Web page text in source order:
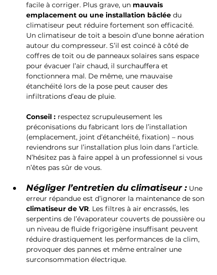
facile à corriger. Plus grave, un mauvais
emplacement ou une installation bâclée du
climatiseur peut réduire fortement son efficacité.
Un climatiseur de toit a besoin d’une bonne aération
autour du compresseur. S’il est coincé à côté de
coffres de toit ou de panneaux solaires sans espace
pour évacuer l’air chaud, il surchauffera et
fonctionnera mal. De même, une mauvaise
étanchéité lors de la pose peut causer des
infiltrations d’eau de pluie.
Conseil : respectez scrupuleusement les
préconisations du fabricant lors de l’installation
(emplacement, joint d’étanchéité, fixation) – nous
reviendrons sur l’installation plus loin dans l’article.
N’hésitez pas à faire appel à un professionnel si vous
n’êtes pas sûr de vous.
Négliger l’entretien du climatiseur : Une
erreur répandue est d’ignorer la maintenance de son
climatiseur de VR. Les filtres à air encrassés, les
serpentins de l’évaporateur couverts de poussière ou
un niveau de fluide frigorigène insuffisant peuvent
réduire drastiquement les performances de la clim,
provoquer des pannes et même entraîner une
surconsommation électrique.